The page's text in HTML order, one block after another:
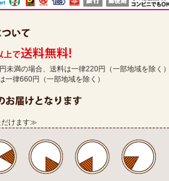
未満の場合、送料は一律220円（一部地域を除く
律660円（一部地域を除く）
だけます≫